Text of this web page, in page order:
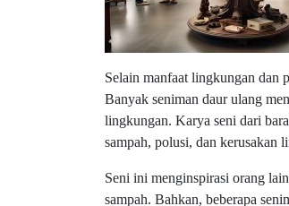
Selain manfaat lingkungan dan
Banyak seniman daur ulang
lingkungan. Karya seni dari
sampah, polusi, dan kerusakan
Seni ini menginspirasi orang
sampah. Bahkan, beberapa